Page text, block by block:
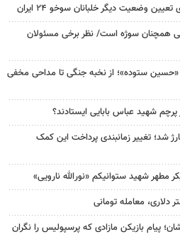
وضعیت دیگر خلبانان سوخو ۲۴ ایران
همچنان سوژه است/ نظر برخی مسئولان
«حسین ستوده»؛ از نخبه جنگی تا مداحی مخفی
شهید عباس بابایی ایستادند؟
شد؛ تغییر زمانبندی پرداخت این کمک
مطهر شهید ستوانیکم «نورالله نارویی»
دلاری، معامله تومانی
پیام بازیکن مازادی که پرسپولیس را نگران